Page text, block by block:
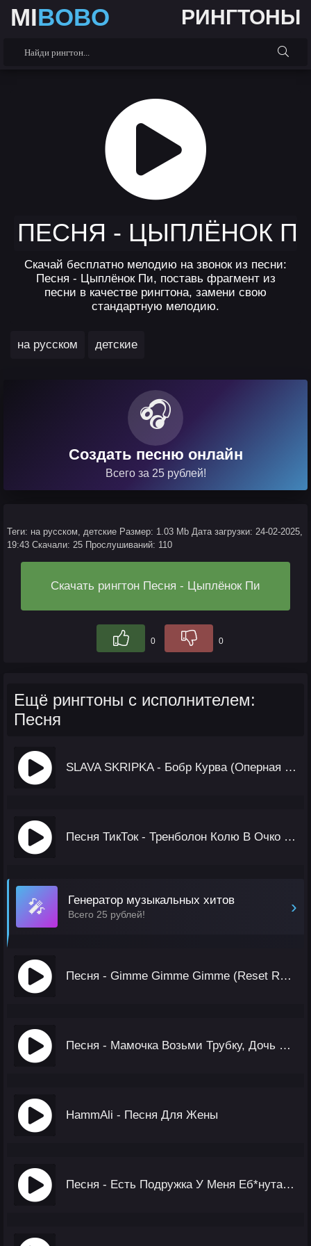
MIBOBO РИНГТОНЫ
ПЕСНЯ - ЦЫПЛЁНОК
Скачай бесплатно мелодию на звонок из песни:
Песня - Цыплёнок Пи, поставь фрагмент из
песни в качестве рингтона, замени свою
стандартную мелодию.
на русском
детские
🎧
Создать песню онлайн
Всего за 25 рублей!
Теги: на русском, детские Размер: 1.03 Mb Дата загрузки: 24-02-2025,
19:43 Скачали: 25 Прослушиваний: 110
Скачать рингтон Песня - Цыплёнок Пи
0 0
Ещё рингтоны с исполнителем:
Песня
SLAVA SKRIPKA - Бобр Курва (Оперная Версия 19 Века)
Песня ТикТок - Тренболон Колю В Очко (Осторожно, дикий мат)
🎤 Генератор музыкальных хитов
Всего 25 рублей! ›
Песня - Gimme Gimme Gimme (Reset Remix Bass, Tiktok Version)
Песня - Мамочка Возьми Трубку, Дочь Звонит
HammAli - Песня Для Жены
Песня - Есть Подружка У Меня Еб*нутая Она (TikTok)